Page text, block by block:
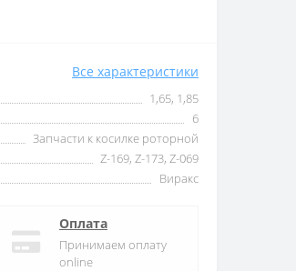
Все характеристики
1,65, 1,85
6
Запчасти к косилке роторной
Z-169, Z-173, Z-069
Виракс
Оплата
Принимаем оплату
online